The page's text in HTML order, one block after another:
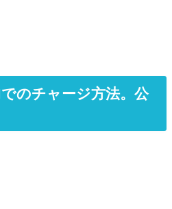
のチャージ方法。公